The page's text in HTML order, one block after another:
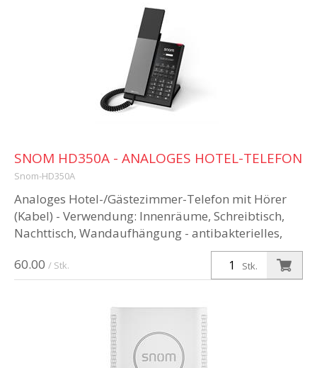
60.00 / Stk. Stk.
SNOM HD350A - ANALOGES HOTEL-TELEFON
Snom-HD350A
Analoges Hotel-/Gästezimmer-Telefon mit Hörer
(Kabel) - Verwendung: Innenräume, Schreibtisch,
Nachttisch, Wandaufhängung - antibakterielles,